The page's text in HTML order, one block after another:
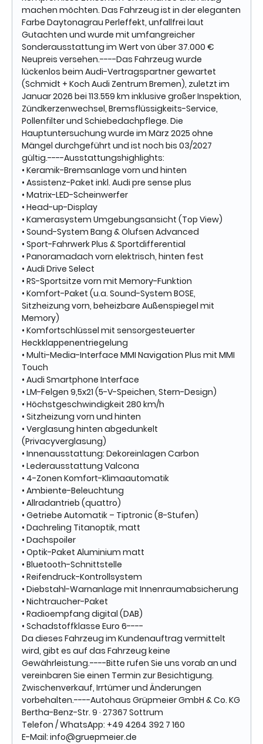
machen möchten. Das Fahrzeug ist in der eleganten
Farbe Daytonagrau Perleffekt, unfallfrei laut
Gutachten und wurde mit umfangreicher
Sonderausstattung im Wert von über 37.000 €
Neupreis versehen.----Das Fahrzeug wurde
lückenlos beim Audi-Vertragspartner gewartet
(Schmidt + Koch Audi Zentrum Bremen), zuletzt im
Januar 2026 bei 113.559 km inklusive großer Inspektion,
Zündkerzenwechsel, Bremsflüssigkeits-Service,
Pollenfilter und Schiebedachpflege. Die
Hauptuntersuchung wurde im März 2025 ohne
Mängel durchgeführt und ist noch bis 03/2027
gültig.----Ausstattungshighlights:
• Keramik-Bremsanlage vorn und hinten
• Assistenz-Paket inkl. Audi pre sense plus
• Matrix-LED-Scheinwerfer
• Head-up-Display
• Kamerasystem Umgebungsansicht (Top View)
• Sound-System Bang & Olufsen Advanced
• Sport-Fahrwerk Plus & Sportdifferential
• Panoramadach vorn elektrisch, hinten fest
• Audi Drive Select
• RS-Sportsitze vorn mit Memory-Funktion
• Komfort-Paket (u.a. Sound-System BOSE,
Sitzheizung vorn, beheizbare Außenspiegel mit
Memory)
• Komfortschlüssel mit sensorgesteuerter
Heckklappenentriegelung
• Multi-Media-Interface MMI Navigation Plus mit MMI
Touch
• Audi Smartphone Interface
• LM-Felgen 9,5x21 (5-V-Speichen, Stern-Design)
• Höchstgeschwindigkeit 280 km/h
• Sitzheizung vorn und hinten
• Verglasung hinten abgedunkelt
(Privacyverglasung)
• Innenausstattung: Dekoreinlagen Carbon
• Lederausstattung Valcona
• 4-Zonen Komfort-Klimaautomatik
• Ambiente-Beleuchtung
• Allradantrieb (quattro)
• Getriebe Automatik – Tiptronic (8-Stufen)
• Dachreling Titanoptik, matt
• Dachspoiler
• Optik-Paket Aluminium matt
• Bluetooth-Schnittstelle
• Reifendruck-Kontrollsystem
• Diebstahl-Warnanlage mit Innenraumabsicherung
• Nichtraucher-Paket
• Radioempfang digital (DAB)
• Schadstoffklasse Euro 6----
Da dieses Fahrzeug im Kundenauftrag vermittelt
wird, gibt es auf das Fahrzeug keine
Gewährleistung.----Bitte rufen Sie uns vorab an und
vereinbaren Sie einen Termin zur Besichtigung.
Zwischenverkauf, Irrtümer und Änderungen
vorbehalten.----Autohaus Grüpmeier GmbH & Co. KG
Bertha-Benz-Str. 9 · 27367 Sottrum
Telefon / WhatsApp: +49 4264 392 7 160
E-Mail: info@gruepmeier.de